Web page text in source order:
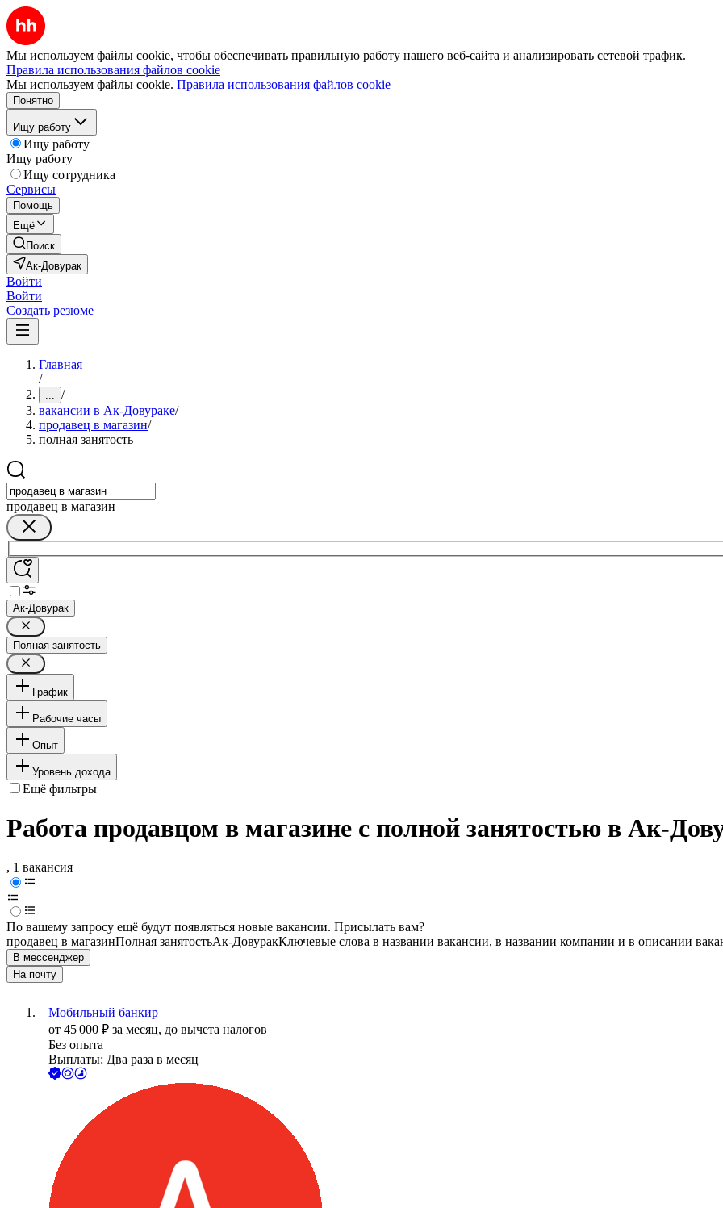
Мы используем файлы cookie, чтобы обеспечивать правильную работу нашего веб-сайта и анализировать сетевой трафик.
Правила использования файлов cookie
Мы используем файлы cookie. Правила использования файлов cookie
Понятно
Ищу работу
Ищу работу
Ищу работу
Ищу сотрудника
Сервисы
Помощь
Ещё
Поиск
Ак-Довурак
Войти
Войти
Создать резюме
Главная
/
... /
вакансии в Ак-Довураке/
продавец в магазин/
полная занятость
продавец в магазин
Ак-Довурак
Полная занятость
График
Рабочие часы
Опыт
Уровень дохода
Ещё фильтры
Работа продавцом в магазине с полной занятостью в Ак-
, 1 вакансия
По вашему запросу ещё будут появляться новые вакансии. Присылать вам?
продавец в магазинПолная занятостьАк-ДовуракКлючевые слова в названии вакансии, в названии компании и в описании
В мессенджер
На почту
Мобильный банкир
от 45 000 ₽ за месяц, до вычета налогов
Без опыта
Выплаты: Два раза в месяц